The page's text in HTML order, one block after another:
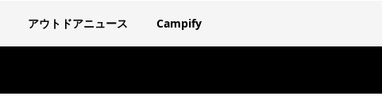
アウトドアニュース Campify